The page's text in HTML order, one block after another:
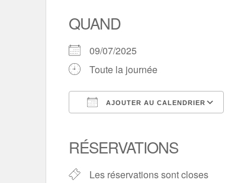
QUAND
09/07/2025
Toute la journée
AJOUTER AU CALENDRIER
RÉSERVATIONS
Les réservations sont closes